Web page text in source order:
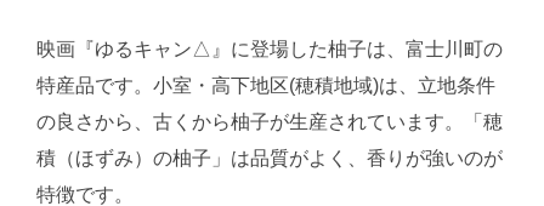
映画『ゆるキャン△』に登場した柚子は、富士川町の
特産品です。小室・高下地区(穂積地域)は、立地条件
の良さから、古くから柚子が生産されています。「穂
積（ほずみ）の柚子」は品質がよく、香りが強いのが
特徴です。